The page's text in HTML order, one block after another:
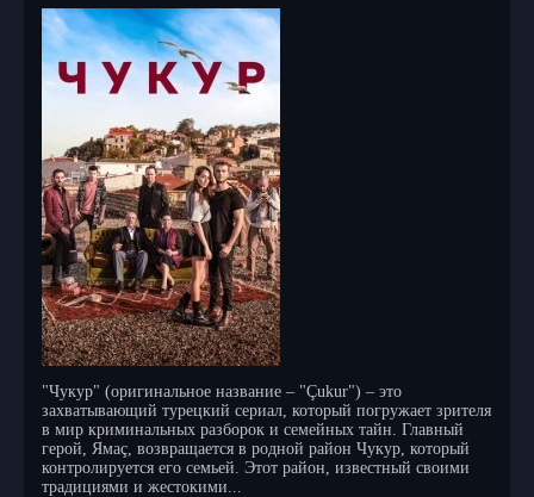
"Чукур" (оригинальное название – "Çukur") – это
захватывающий турецкий сериал, который погружает зрителя
в мир криминальных разборок и семейных тайн. Главный
герой, Ямаç, возвращается в родной район Чукур, который
контролируется его семьей. Этот район, известный своими
традициями и жестокими...